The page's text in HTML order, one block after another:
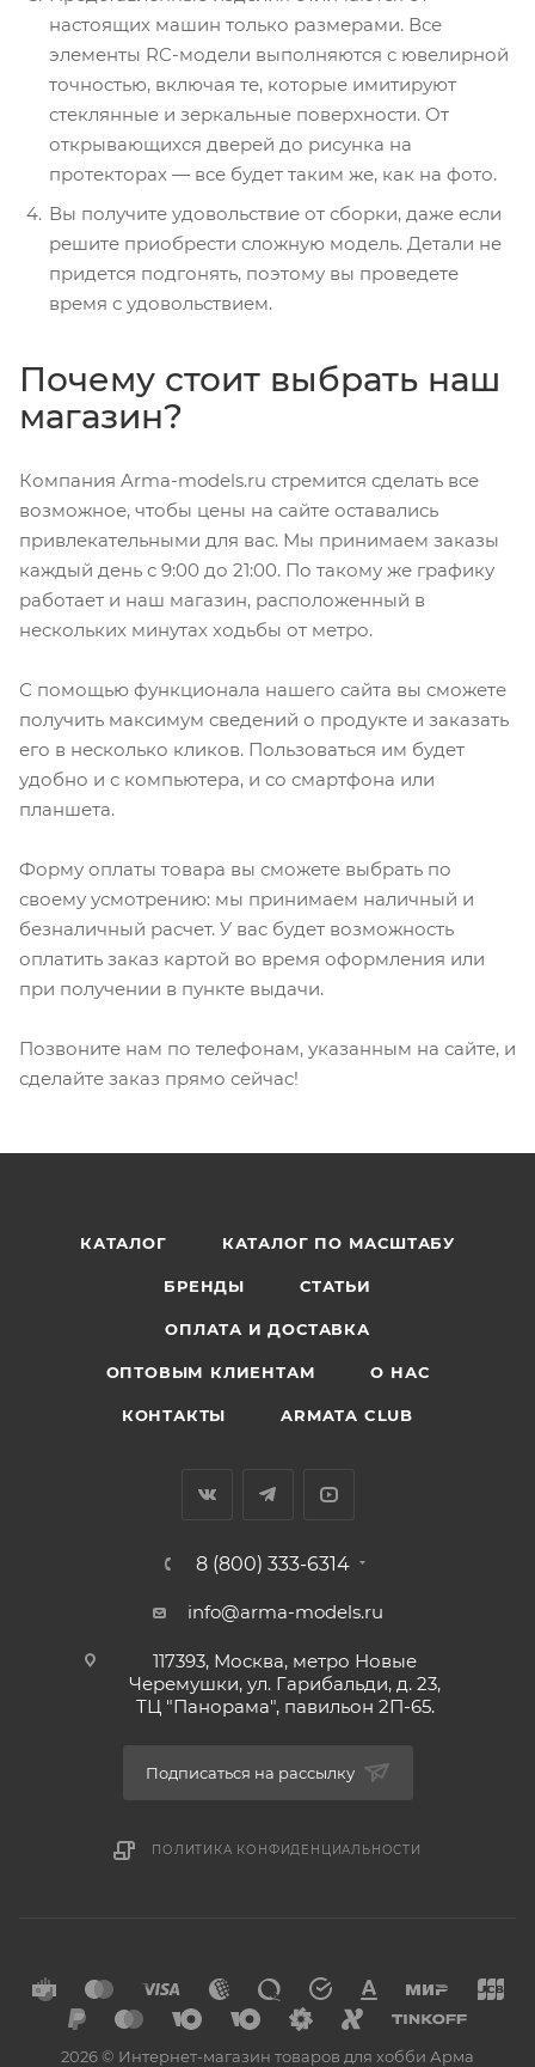
настоящих машин только размерами. Все
элементы RC-модели выполняются с ювелирной
точностью, включая те, которые имитируют
стеклянные и зеркальные поверхности. От
открывающихся дверей до рисунка на
протекторах — все будет таким же, как на фото.
Вы получите удовольствие от сборки, даже если
решите приобрести сложную модель. Детали не
придется подгонять, поэтому вы проведете
время с удовольствием.
Почему стоит выбрать наш
магазин?
Компания Arma-models.ru стремится сделать все
возможное, чтобы цены на сайте оставались
привлекательными для вас. Мы принимаем заказы
каждый день с 9:00 до 21:00. По такому же графику
работает и наш магазин, расположенный в
нескольких минутах ходьбы от метро.
С помощью функционала нашего сайта вы сможете
получить максимум сведений о продукте и заказать
его в несколько кликов. Пользоваться им будет
удобно и с компьютера, и со смартфона или
планшета.
Форму оплаты товара вы сможете выбрать по
своему усмотрению: мы принимаем наличный и
безналичный расчет. У вас будет возможность
оплатить заказ картой во время оформления или
при получении в пункте выдачи.
Позвоните нам по телефонам, указанным на сайте, и
сделайте заказ прямо сейчас!
КАТАЛОГ КАТАЛОГ ПО МАСШТАБУ
БРЕНДЫ СТАТЬИ
ОПЛАТА И ДОСТАВКА
ОПТОВЫМ КЛИЕНТАМ О НАС
КОНТАКТЫ ARMATA CLUB
8 (800) 333-6314
info@arma-models.ru
117393, Москва, метро Новые
Черемушки, ул. Гарибальди, д. 23,
ТЦ "Панорама", павильон 2П-65.
Подписаться на рассылку
ПОЛИТИКА КОНФИДЕНЦИАЛЬНОСТИ
2026 © Интернет-магазин товаров для хобби Арма